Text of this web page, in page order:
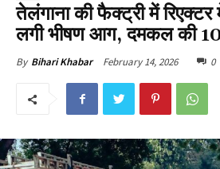
तेलंगाना की फैक्ट्री में
लगी भीषण आग, दमकल की 10
By Bihari Khabar February 14, 2026 0